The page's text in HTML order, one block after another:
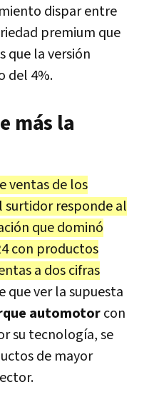
dispar entre
premium que
que la versión
del 4%.
más la
ventas de los
surtidor responde al
que dominó
con productos
a dos cifras
que ver la supuesta
automotorcon
su tecnología, se
de mayor